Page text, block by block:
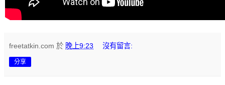
freetatkin.com 於 晚上9:23 沒有留言:
分享